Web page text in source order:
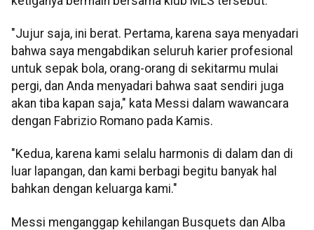
"Jujur saja, ini berat. Pertama, karena saya menyadari
bahwa saya mengabdikan seluruh karier profesional
untuk sepak bola, orang-orang di sekitarmu mulai
pergi, dan Anda menyadari bahwa saat sendiri juga
akan tiba kapan saja," kata Messi dalam wawancara
dengan Fabrizio Romano pada Kamis.
"Kedua, karena kami selalu harmonis di dalam dan di
luar lapangan, dan kami berbagi begitu banyak hal
bahkan dengan keluarga kami."
Messi menganggap kehilangan Busquets dan Alba